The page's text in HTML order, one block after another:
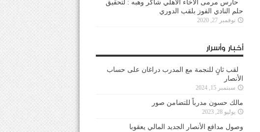
حارس مرمى الاخاء الاهلي شاكر وهبه : لتحقيق
حلم النادي الفوز بلقب الدوري
نوفمبر 27, 2020
أخبار وأسرار
لقب ثانٍ للنجمة مع المدرب دراغان على حساب
الأنصار
سبتمبر 15, 2024
مالك حسون مدرباً للتضامن صور
يوليو 28, 2023
وصول مدافع الأنصار الجديد المالي يعقوبا